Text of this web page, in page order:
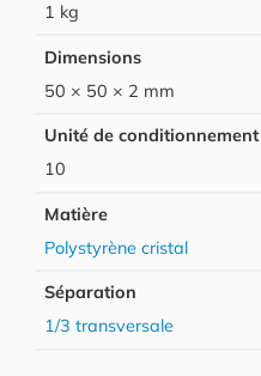
1 kg
Dimensions
50 × 50 × 2 mm
Unité de conditionnement
10
Matière
Polystyrène cristal
Séparation
1/3 transversale